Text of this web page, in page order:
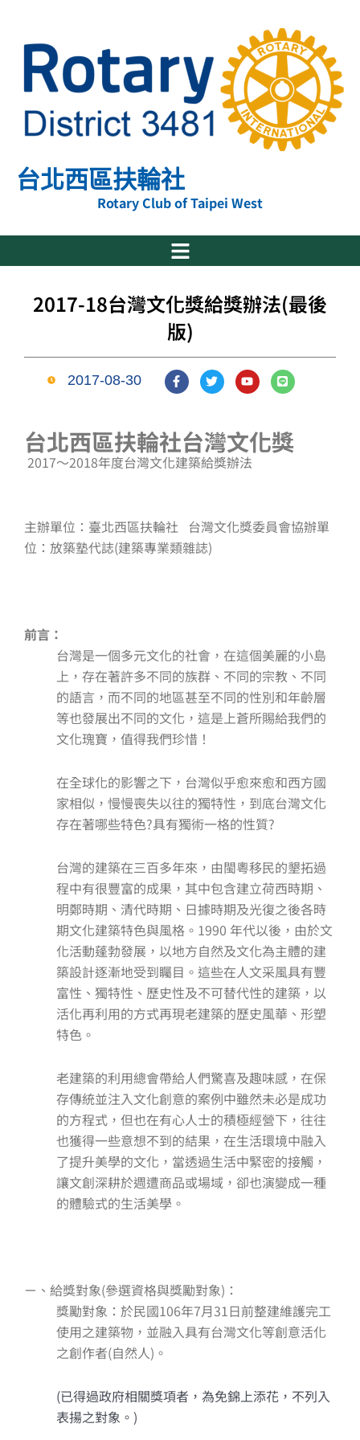
台北西區扶輪社
Rotary Club of Taipei West
2017-18台灣文化獎給獎辦法(最後
版)
2017-08-30 F
a
c
o
o
k
-
T
w
i
e
r
Y
o
u
b
e
L
i
n
台北西區扶輪社台灣文化獎
2017～2018年度台灣文化建築給獎辦法
主辦單位：臺北西區扶輪社 台灣文化獎委員會協辦單
位：放築塾代誌(建築專業類雜誌)
前言：
台灣是一個多元文化的社會，在這個美麗的小島
上，存在著許多不同的族群、不同的宗教、不同
的語言，而不同的地區甚至不同的性別和年齡層
等也發展出不同的文化，這是上蒼所賜給我們的
文化瑰寶，值得我們珍惜！
在全球化的影響之下，台灣似乎愈來愈和西方國
家相似，慢慢喪失以往的獨特性，到底台灣文化
存在著哪些特色?具有獨術一格的性質?
台灣的建築在三百多年來，由閩粵移民的墾拓過
程中有很豐富的成果，其中包含建立荷西時期、
明鄭時期、清代時期、日據時期及光復之後各時
期文化建築特色與風格。1990 年代以後，由於文
化活動蓬勃發展，以地方自然及文化為主體的建
築設計逐漸地受到矚目。這些在人文采風具有豐
富性、獨特性、歷史性及不可替代性的建築，以
活化再利用的方式再現老建築的歷史風華、形塑
特色。
老建築的利用總會帶給人們驚喜及趣味感，在保
存傳統並注入文化創意的案例中雖然未必是成功
的方程式，但也在有心人士的積極經營下，往往
也獲得一些意想不到的結果，在生活環境中融入
了提升美學的文化，當透過生活中緊密的接觸，
讓文創深耕於週遭商品或場域，卻也演變成一種
的體驗式的生活美學。
ㄧ、給獎對象(參選資格與獎勵對象)：
獎勵對象：於民國106年7月31日前整建維護完工
使用之建築物，並融入具有台灣文化等創意活化
之創作者(自然人)。
(已得過政府相關獎項者，為免錦上添花，不列入
表揚之對象。)